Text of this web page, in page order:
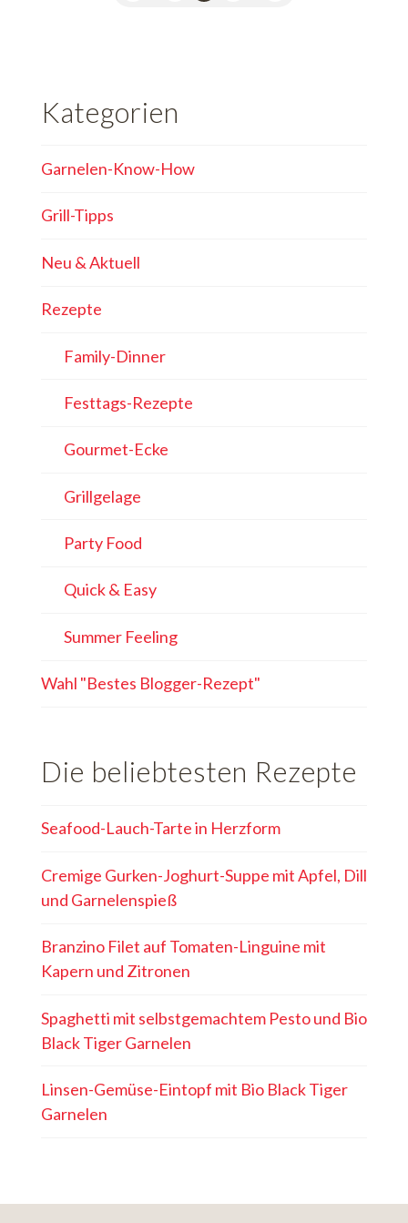
Kategorien
Garnelen-Know-How
Grill-Tipps
Neu & Aktuell
Rezepte
Family-Dinner
Festtags-Rezepte
Gourmet-Ecke
Grillgelage
Party Food
Quick & Easy
Summer Feeling
Wahl "Bestes Blogger-Rezept"
Die beliebtesten Rezepte
Seafood-Lauch-Tarte in Herzform
Cremige Gurken-Joghurt-Suppe mit Apfel, Dill
und Garnelenspieß
Branzino Filet auf Tomaten-Linguine mit
Kapern und Zitronen
Spaghetti mit selbstgemachtem Pesto und Bio
Black Tiger Garnelen
Linsen-Gemüse-Eintopf mit Bio Black Tiger
Garnelen